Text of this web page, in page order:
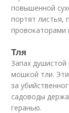
повышенной
портят листья,
провокаторами
Тля
Запах
мошкой тли.
за
садоводы
геранью.